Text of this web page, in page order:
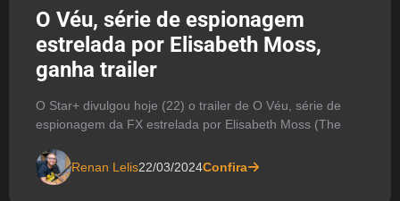
O Véu, série de espionagem
estrelada por Elisabeth Moss,
ganha trailer
O Star+ divulgou hoje (22) o trailer de O Véu, série de
espionagem da FX estrelada por Elisabeth Moss (The
Renan Lelis22/03/2024Confira